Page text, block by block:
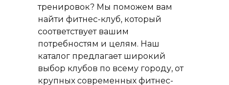
тренировок? Мы поможем вам
найти фитнес-клуб, который
соответствует вашим
потребностям и целям. Наш
каталог предлагает широкий
выбор клубов по всему городу, от
крупных современных фитнес-